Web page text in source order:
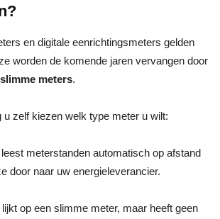
en digitale eenrichtingsmeters gelden
worden de komende jaren vervangen door
slimme meters.
u zelf kiezen welk type meter u wilt:
leest meterstanden automatisch op afstand
door naar uw energieleverancier.
lijkt op een slimme meter, maar heeft geen